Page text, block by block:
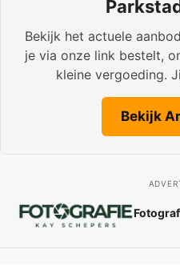
Bekijk het actuele
je via onze link bestelt,
kleine vergoeding.
Bekijk